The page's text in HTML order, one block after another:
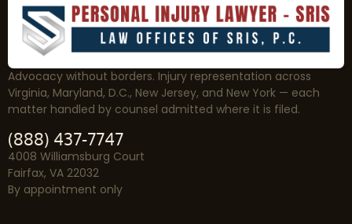
Advocacy without borders. Injury representation across
Virginia, Maryland, D.C., New Jersey, and New York — each
matter handled by counsel admitted where it is filed.
(888) 437-7747
4008 Williamsburg Court
Fairfax, VA 22032
By appointment only